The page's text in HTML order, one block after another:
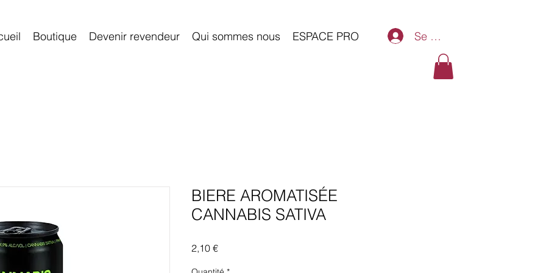
Boutique Devenir revendeur Qui sommes nous ESPACE PRO Se connecter
BIERE AROMATISÉE
CANNABIS SATIVA
2,10 €Prix